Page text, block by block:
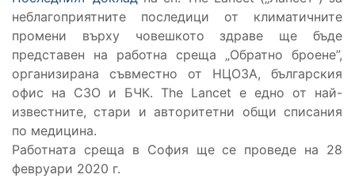
неблагоприятните последици от климатичните
промени върху човешкото здраве ще бъде
представен на работна среща „Обратно броене”,
организирана съвместно от НЦОЗА, българския
офис на СЗО и БЧК. The Lancet е едно от най-
известните, стари и авторитетни общи списания
по медицина.
Работната среща в София ще се проведе на 28
февруари 2020 г.